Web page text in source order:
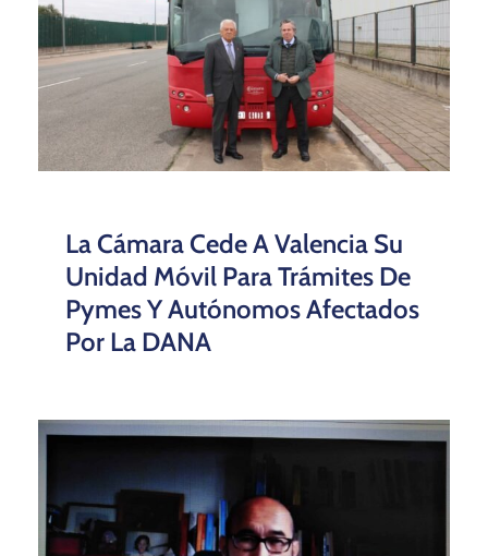
La Cámara Cede A Valencia Su
Unidad Móvil Para Trámites De
Pymes Y Autónomos Afectados
Por La DANA